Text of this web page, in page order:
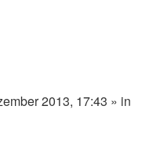
2013, 17:43 » in